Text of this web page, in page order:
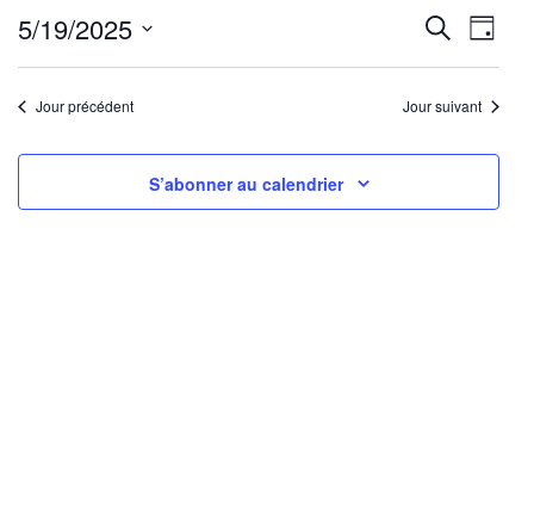
19,
2025
et
de
vues
Recherche
de
Jour
5/19/2025
Sélectionnez
uneJour précédent Jour suivant
S’abonner au calendrier